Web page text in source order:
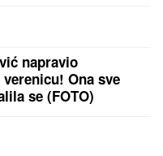
i Ronaldo?
ISPRED
MLADENCE i evo